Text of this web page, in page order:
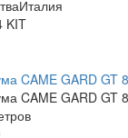
Италия
KIT
CAME GARD GT
CAME GARD GT